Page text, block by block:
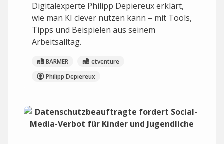
Digitalexperte Philipp Depiereux erklärt,
wie man KI clever nutzen kann – mit Tools,
Tipps und Beispielen aus seinem
Arbeitsalltag.
BARMER
etventure
Philipp Depiereux